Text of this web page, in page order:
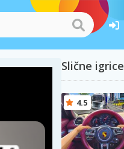
Slične igrice
4.5